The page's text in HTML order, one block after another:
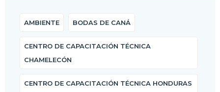
AMBIENTE BODAS DE CANÁ
CENTRO DE CAPACITACIÓN TÉCNICA
CHAMELECÓN
CENTRO DE CAPACITACIÓN TÉCNICA HONDURAS